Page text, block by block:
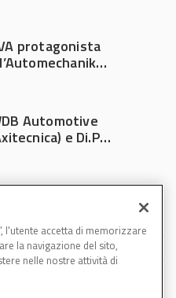
protagonista
Automotive
e Di.Pa.
l'utente accetta di memorizzare
la navigazione del sito,
nelle nostre attività di